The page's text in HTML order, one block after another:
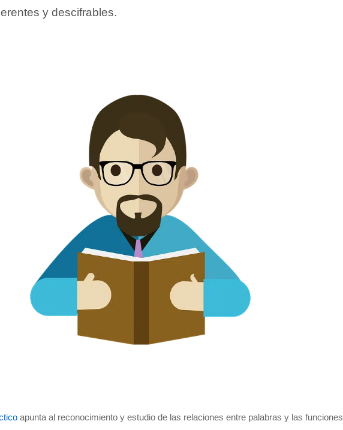
y descifrables.
apunta al reconocimiento y estudio de las relaciones entre palabras y las funciones